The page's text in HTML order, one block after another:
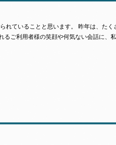
れていることと思います。 昨年は、た
るご利用者様の笑顔や何気ない会話に、